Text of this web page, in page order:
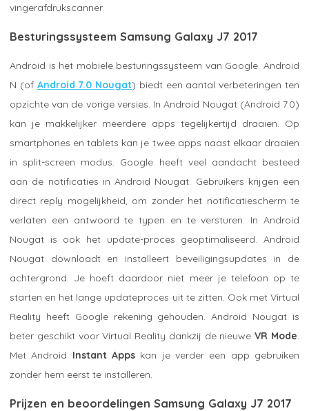
vingerafdrukscanner.
Besturingssysteem Samsung Galaxy J7 2017
Android is het mobiele besturingssysteem van Google. Android
N (of Android 7.0 Nougat) biedt een aantal verbeteringen ten
opzichte van de vorige versies. In Android Nougat (Android 7.0)
kan je makkelijker meerdere apps tegelijkertijd draaien. Op
smartphones en tablets kan je twee apps naast elkaar draaien
in split-screen modus. Google heeft veel aandacht besteed
aan de notificaties in Android Nougat. Gebruikers krijgen een
direct reply mogelijkheid, om zonder het notificatiescherm te
verlaten een antwoord te typen en te versturen. In Android
Nougat is ook het update-proces geoptimaliseerd. Android
Nougat downloadt en installeert beveiligingsupdates in de
achtergrond. Je hoeft daardoor niet meer je telefoon op te
starten en het lange updateproces uit te zitten. Ook met Virtual
Reality heeft Google rekening gehouden. Android Nougat is
beter geschikt voor Virtual Reality dankzij de nieuweVR Mode
Met Android Instant Apps kan je verder een app gebruiken
zonder hem eerst te installeren.
Prijzen en beoordelingen Samsung Galaxy J7 2017